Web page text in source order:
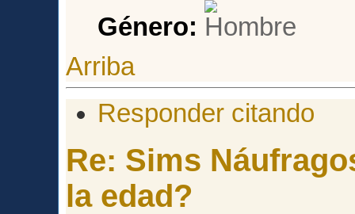
Género:
Arriba
Responder citando
Re: Sims
la edad?